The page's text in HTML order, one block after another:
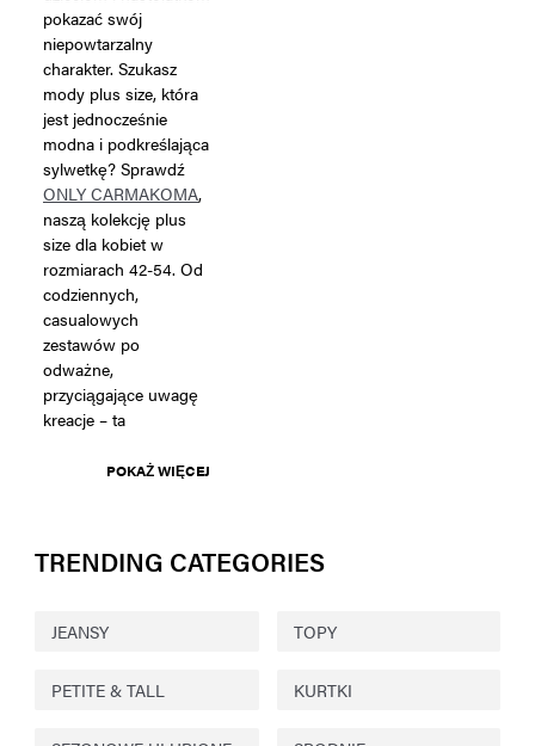
pokazać swój
niepowtarzalny
charakter. Szukasz
mody plus size, która
jest jednocześnie
modna i podkreślająca
sylwetkę? Sprawdź
ONLY CARMAKOMA,
naszą kolekcję plus
size dla kobiet w
rozmiarach 42-54. Od
codziennych,
casualowych
zestawów po
odważne,
przyciągające uwagę
kreacje – ta
POKAŻ WIĘCEJ
TRENDING CATEGORIES
JEANSY TOPY
PETITE & TALL KURTKI